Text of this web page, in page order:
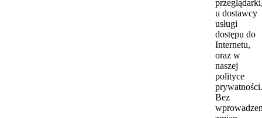
u dostawcy
usługi
dostępu do
Internetu,
oraz w
naszej
polityce
prywatności.
Bez